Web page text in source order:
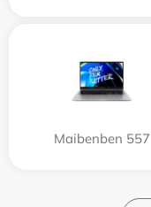
Maibenben 557